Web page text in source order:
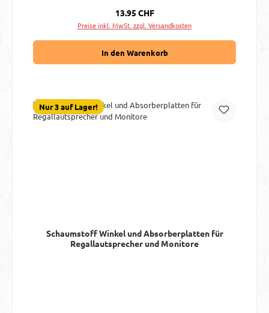
Regulärer Preis:
13.95 CHF
Preise inkl. MwSt. zzgl. Versandkosten
In den Warenkorb
Nur 3 auf Lager!
Schaumstoff Winkel und Absorberplatten für
Regallautsprecher und Monitore